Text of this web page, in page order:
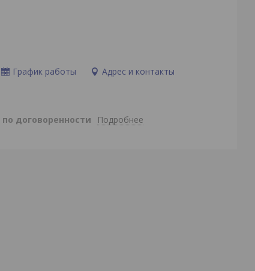
График работы Адрес и контакты
по договоренности Подробнее